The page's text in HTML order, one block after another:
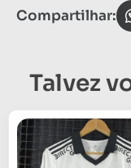
Compartilhar:
Talvez